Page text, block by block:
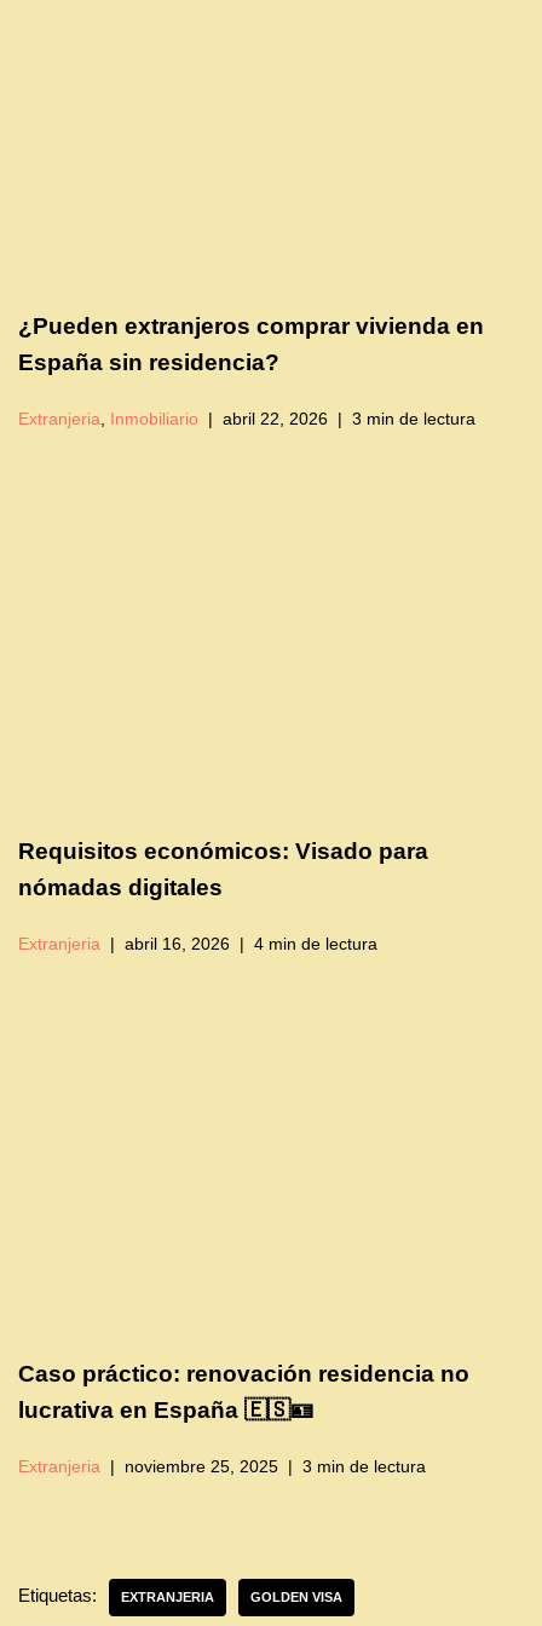
¿Pueden extranjeros comprar vivienda en
España sin residencia?
Extranjeria Inmobiliario abril 22, 2026 3 min de lectura
Requisitos económicos: Visado para
nómadas digitales
Extranjeria abril 16, 2026 4 min de lectura
Caso práctico: renovación residencia no
lucrativa en España 🇪🇸🪪
Extranjeria noviembre 25, 2025 3 min de lectura
Etiquetas: EXTRANJERIA GOLDEN VISA